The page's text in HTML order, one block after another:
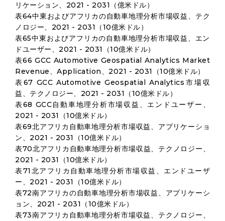
リケーション、2021 - 2031（億米ドル）
表64中東およびアフリカの自動車地理分析市場収益、テク
ノロジー、2021 - 2031（10億米ドル）
表65中東およびアフリカの自動車地理分析市場収益、エン
ドユーザー、2021 - 2031（10億米ドル）
表66 GCC Automotive Geospatial Analytics Market
Revenue、Application、2021 - 2031（10億米ドル）
表67 GCC Automotive Geospatial Analytics市場収
益、テクノロジー、2021 - 2031（10億米ドル）
表68 GCC自動車地理分析市場収益、エンドユーザー、
2021 - 2031（10億米ドル）
表69北アフリカ自動車地理分析市場収益、アプリケーショ
ン、2021 - 2031（10億米ドル）
表70北アフリカ自動車地理分析市場収益、テクノロジー、
2021 - 2031（10億米ドル）
表71北アフリカ自動車地理分析市場収益、エンドユーザ
ー、2021 - 2031（10億米ドル）
表72南アフリカの自動車地理分析市場収益、アプリケーシ
ョン、2021 - 2031（10億米ドル）
表73南アフリカ自動車地理分析市場収益、テクノロジー、